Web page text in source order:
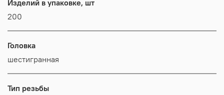
Изделий в упаковке, шт
200
Головка
шестигранная
Тип резьбы